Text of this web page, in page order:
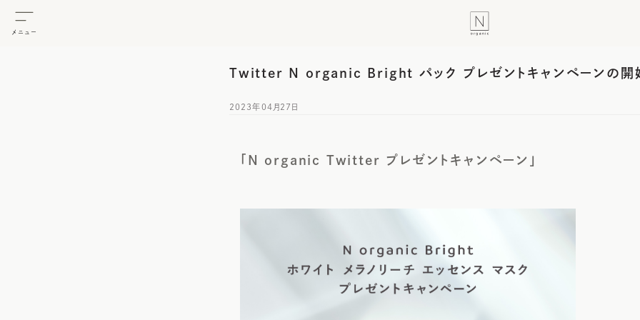
メニュー
Twitter N organic Bright パック プレゼントキャンペーンの開
2023年04月27日
「N organic Twitter プレゼントキャンペーン」